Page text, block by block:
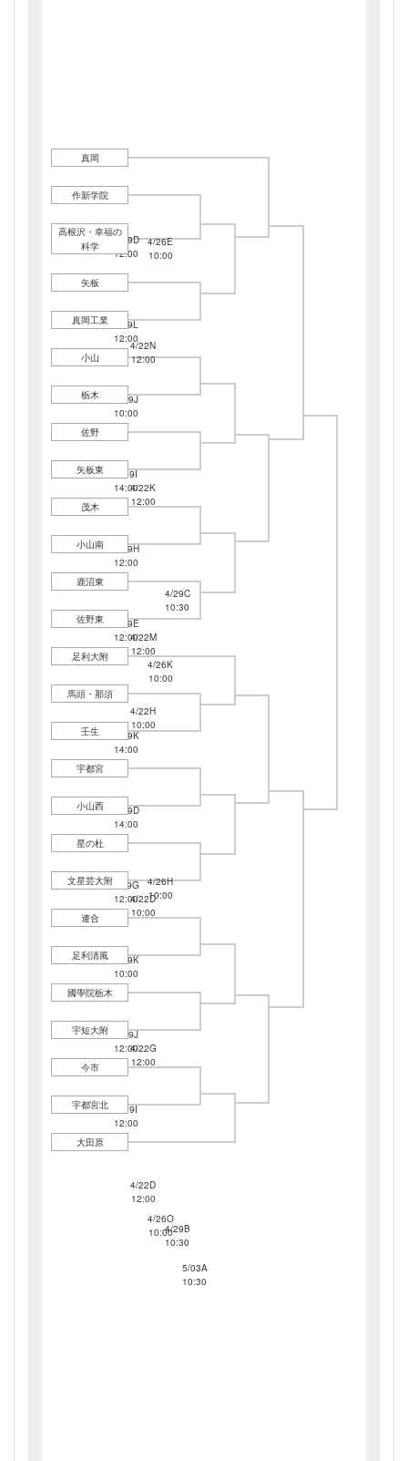
真岡
4/26E
10:00
作新学院
4/19D
12:00
高根沢・幸福の
科学
4/22N
12:00
矢板
4/19L
12:00
真岡工業
4/29C
10:30
小山
4/19J
10:00
栃木
4/22K
12:00
佐野
4/19I
14:00
矢板東
4/26K
10:00
茂木
4/19H
12:00
小山南
4/22M
12:00
鹿沼東
4/19E
12:00
佐野東
5/03A
10:30
足利大附
4/22H
10:00
馬頭・那須
4/19K
14:00
壬生
4/26H
10:00
宇都宮
4/19D
14:00
小山西
4/22D
10:00
星の杜
4/19G
12:00
文星芸大附
4/29B
10:30
連合
4/19K
10:00
足利清風
4/22G
12:00
國學院栃木
4/19J
12:00
宇短大附
4/26O
10:00
今市
4/19I
12:00
宇都宮北
4/22D
12:00
大田原